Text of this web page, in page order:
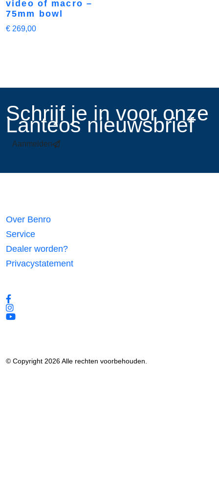
video of macro –
75mm bowl
€ 269,00
​Schrijf je in voor onze
Lanteos nieuwsbrief
Aanmelden
Over Benro
Service
Dealer worden?
Privacystatement
© Copyright 2026 Alle rechten voorbehouden.